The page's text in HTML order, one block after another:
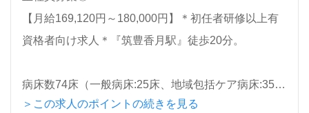
【月給169,120円～180,000円】＊初任者研修以上有
資格者向け求人＊『筑豊香月駅』徒歩20分。
病床数74床（一般病床:25床、地域包括ケア病床:35
床、休床:14床）『香月中央病院』医療法人香林会
＞この求人のポイントの続きを見る